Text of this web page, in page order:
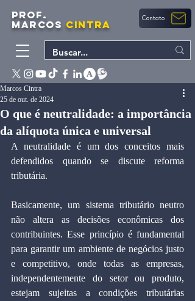
PROF.
MARCOS CINTRA Contato
O que é neutralidade: a importância
da alíquota única e universal
Marcos Cintra
25 de out. de 2024
A neutralidade é um dos conceitos mais
defendidos quando se discute reforma
tributária.
Basicamente, um sistema tributário neutro
não altera as decisões econômicas dos
contribuintes. Esse princípio é fundamental
para garantir um ambiente de negócios justo
e competitivo, onde todas as empresas,
independentemente do setor ou produto,
estejam sujeitas a condições tributárias